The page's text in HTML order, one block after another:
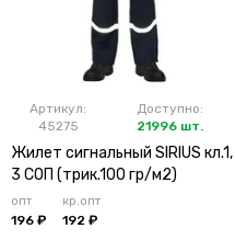
Артикул:
45275
Доступно:
21996 шт.
Жилет сигнальный SIRIUS кл.1,
3 СОП (трик.100 гр/м2)
лимонный
опт
196 ₽
кр.опт
192 ₽